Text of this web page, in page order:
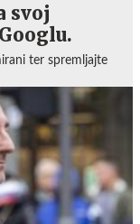
svoj
ter spremljajte